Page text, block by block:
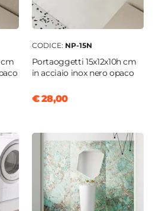
cm
CODICE: NP-15N
Portaoggetti 15x12x10h cm
in acciaio inox nero opaco
€ 28,00